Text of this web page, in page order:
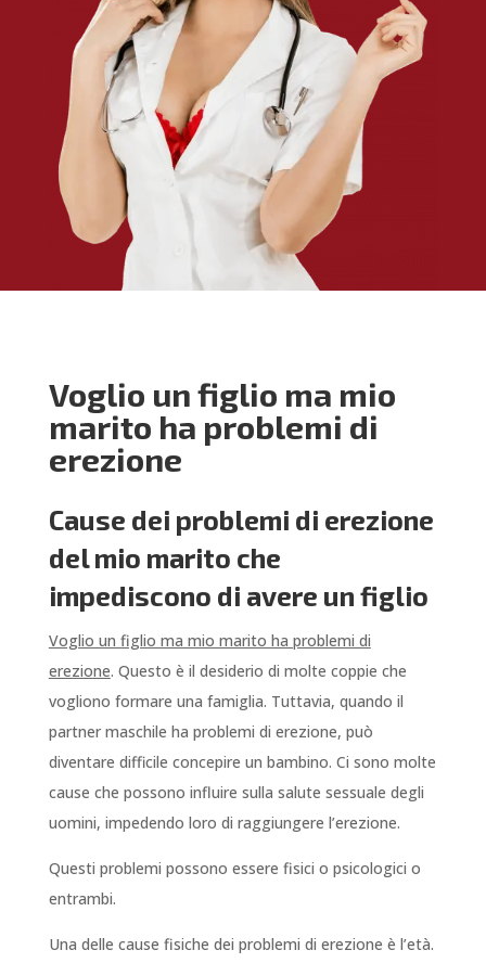
Voglio un figlio ma mio
marito ha problemi di
erezione
Cause dei problemi di erezione
del mio marito che
impediscono di avere un figlio
Voglio un figlio ma mio marito ha problemi di
erezione. Questo è il desiderio di molte coppie che
vogliono formare una famiglia. Tuttavia, quando il
partner maschile ha problemi di erezione, può
diventare difficile concepire un bambino. Ci sono molte
cause che possono influire sulla salute sessuale degli
uomini, impedendo loro di raggiungere l’erezione.
Questi problemi possono essere fisici o psicologici o
entrambi.
Una delle cause fisiche dei problemi di erezione è l’età.